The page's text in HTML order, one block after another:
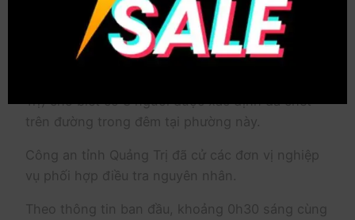
Trị) cho biết có 3 người được xác định đã chết
trên đường trong đêm tại phường này.
Công an tỉnh Quảng Trị đã cử các đơn vị nghiệp
vụ phối hợp điều tra nguyên nhân.
Theo thông tin ban đầu, khoảng 0h30 sáng cùng